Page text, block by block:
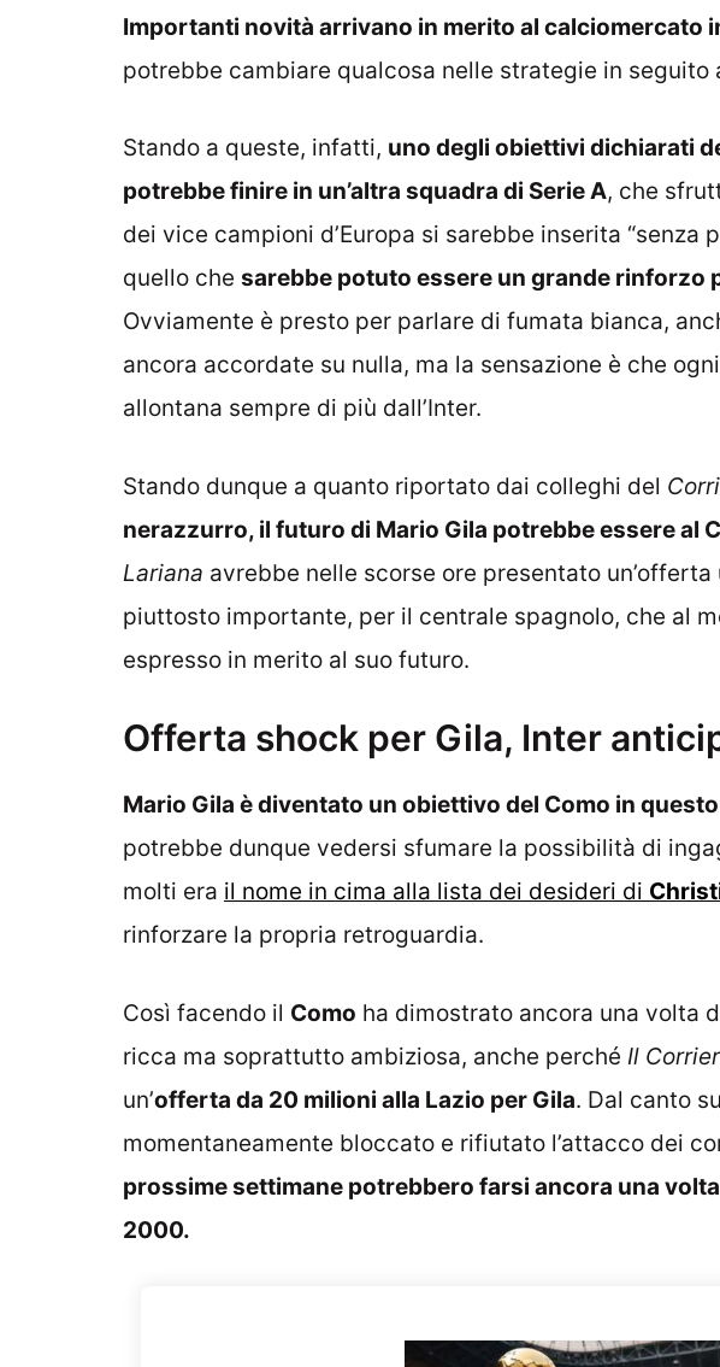
Importanti novità arrivano in merito al calciomercato
potrebbe cambiare qualcosa nelle strategie in
Stando a queste, infatti, uno degli obiettivi dichiarati
potrebbe finire in un’altra squadra di Serie A, che
dei vice campioni d’Europa si sarebbe inserita “senza
quello che sarebbe potuto essere un grande rinforzo
Ovviamente è presto per parlare di fumata bianca,
ancora accordate su nulla, ma la sensazione è che
allontana sempre di più dall’Inter.
Stando dunque a quanto riportato dai colleghi del
nerazzurro, il futuro di Mario Gila potrebbe essere al
Lariana avrebbe nelle scorse ore presentato
piuttosto importante, per il centrale spagnolo, che al
espresso in merito al suo futuro.
Offerta shock per Gila, Inter
Mario Gila è diventato un obiettivo del Como in
potrebbe dunque vedersi sfumare la possibilità di
molti era il nome in cima alla lista dei desideri di
rinforzare la propria retroguardia.
Così facendo il Como ha dimostrato ancora una volta
ricca ma soprattutto ambiziosa, anche perché Il
un’offerta da 20 milioni alla Lazio per Gila. Dal canto
momentaneamente bloccato e rifiutato l’attacco dei
prossime settimane potrebbero farsi ancora una
2000.